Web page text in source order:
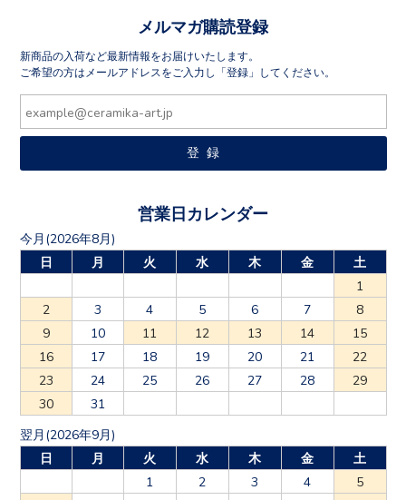
メルマガ購読登録
ご希望の方はメールアドレスをご入力し「登録」してください。
営業日カレンダー
今月(2026年8月)
日
月 火 水 木 金
土
1
2
3 4 5 6 7
8
9
10 11 12 13 14
15
16
17 18 19 20 21
22
23
24 25 26 27 28
29
30
31
翌月(2026年9月)
日
月 火 水 木 金
土
1
2 3 4
5